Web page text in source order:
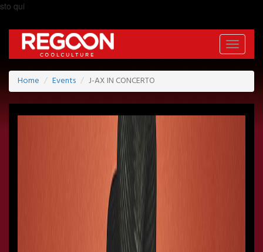
sto qui
Toggle
Home
Events J-AX IN CONCERTO